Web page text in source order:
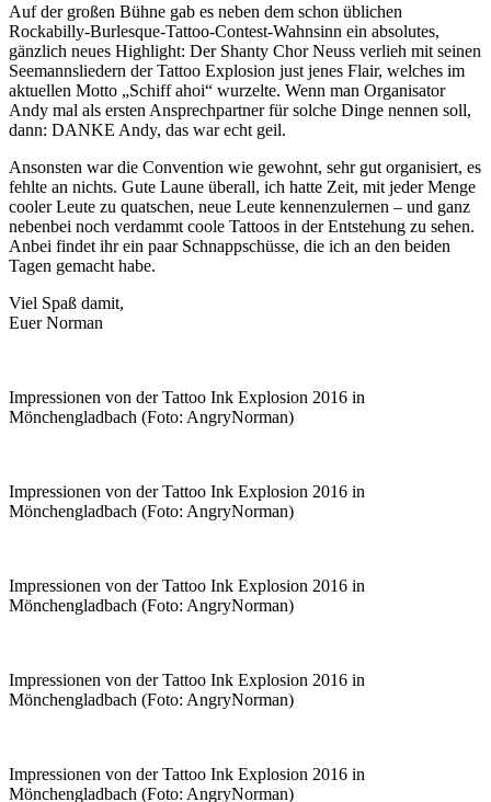
Auf der großen Bühne gab es neben dem schon üblichen
Rockabilly-Burlesque-Tattoo-Contest-Wahnsinn ein absolutes,
gänzlich neues Highlight: Der Shanty Chor Neuss verlieh mit seinen
Seemannsliedern der Tattoo Explosion just jenes Flair, welches im
aktuellen Motto „Schiff ahoi“ wurzelte. Wenn man Organisator
Andy mal als ersten Ansprechpartner für solche Dinge nennen soll,
dann: DANKE Andy, das war echt geil.
Ansonsten war die Convention wie gewohnt, sehr gut organisiert, es
fehlte an nichts. Gute Laune überall, ich hatte Zeit, mit jeder Menge
cooler Leute zu quatschen, neue Leute kennenzulernen – und ganz
nebenbei noch verdammt coole Tattoos in der Entstehung zu sehen.
Anbei findet ihr ein paar Schnappschüsse, die ich an den beiden
Tagen gemacht habe.
Viel Spaß damit,
Euer Norman
Impressionen von der Tattoo Ink Explosion 2016 in
Mönchengladbach (Foto: AngryNorman)
Impressionen von der Tattoo Ink Explosion 2016 in
Mönchengladbach (Foto: AngryNorman)
Impressionen von der Tattoo Ink Explosion 2016 in
Mönchengladbach (Foto: AngryNorman)
Impressionen von der Tattoo Ink Explosion 2016 in
Mönchengladbach (Foto: AngryNorman)
Impressionen von der Tattoo Ink Explosion 2016 in
Mönchengladbach (Foto: AngryNorman)